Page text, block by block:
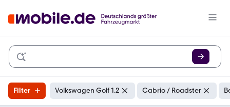
Filter Volkswagen Golf 1.2 Cabrio / Roadster